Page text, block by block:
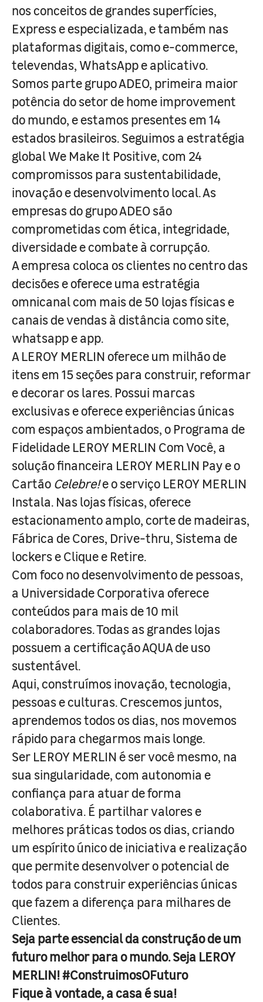
nos conceitos de grandes superfícies,
Express e especializada, e também nas
plataformas digitais, como e-commerce,
televendas, WhatsApp e aplicativo.
Somos parte grupo ADEO, primeira maior
potência do setor de home improvement
do mundo, e estamos presentes em 14
estados brasileiros. Seguimos a estratégia
global We Make It Positive, com 24
compromissos para sustentabilidade,
inovação e desenvolvimento local. As
empresas do grupo ADEO são
comprometidas com ética, integridade,
diversidade e combate à corrupção.
A empresa coloca os clientes no centro das
decisões e oferece uma estratégia
omnicanal com mais de 50 lojas físicas e
canais de vendas à distância como site,
whatsapp e app.
A LEROY MERLIN oferece um milhão de
itens em 15 seções para construir, reformar
e decorar os lares. Possui marcas
exclusivas e oferece experiências únicas
com espaços ambientados, o Programa de
Fidelidade LEROY MERLIN Com Você, a
solução financeira LEROY MERLIN Pay e o
Cartão Celebre!e o serviço LEROY MERLIN
Instala. Nas lojas físicas, oferece
estacionamento amplo, corte de madeiras,
Fábrica de Cores, Drive-thru, Sistema de
lockers e Clique e Retire.
Com foco no desenvolvimento de pessoas,
a Universidade Corporativa oferece
conteúdos para mais de 10 mil
colaboradores. Todas as grandes lojas
possuem a certificação AQUA de uso
sustentável.
Aqui, construímos inovação, tecnologia,
pessoas e culturas. Crescemos juntos,
aprendemos todos os dias, nos movemos
rápido para chegarmos mais longe.
Ser LEROY MERLIN é ser você mesmo, na
sua singularidade, com autonomia e
confiança para atuar de forma
colaborativa. É partilhar valores e
melhores práticas todos os dias, criando
um espírito único de iniciativa e realização
que permite desenvolver o potencial de
todos para construir experiências únicas
que fazem a diferença para milhares de
Clientes.
Seja parte essencial da construção de um
futuro melhor para o mundo. Seja LEROY
MERLIN! #ConstruimosOFuturo
Fique à vontade, a casa é sua!